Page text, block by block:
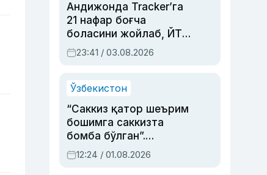
Андижонда Tracker’га
21 нафар боғча
боласини жойлаб, ЙТҲ
содир этган аёлга суд
ҳукми ўқилди
23:41 / 03.08.2026
Ўзбекистон
“Саккиз қатор шеърим
бошимга саккизта
бомба бўлган”.
Абдулла Ориповни
сиёсий айбловлардан
12:24 / 01.08.2026